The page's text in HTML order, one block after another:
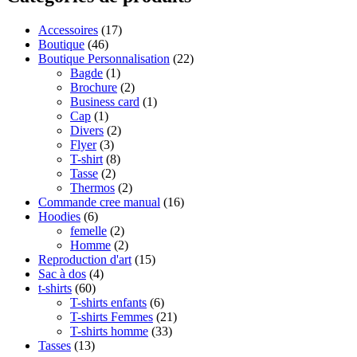
Accessoires (17)
Boutique (46)
Boutique Personnalisation (22)
Bagde (1)
Brochure (2)
Business card (1)
Cap (1)
Divers (2)
Flyer (3)
T-shirt (8)
Tasse (2)
Thermos (2)
Commande cree manual (16)
Hoodies (6)
femelle (2)
Homme (2)
Reproduction d'art (15)
Sac à dos (4)
t-shirts (60)
T-shirts enfants (6)
T-shirts Femmes (21)
T-shirts homme (33)
Tasses (13)